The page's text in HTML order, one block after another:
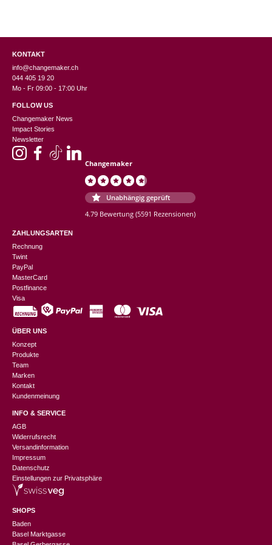
KONTAKT
info@changemaker.ch
044 405 19 20
Mo - Fr 09:00 - 17:00 Uhr
FOLLOW US
Changemaker News
Impact Stories
Newsletter
Changemaker
Unabhängig geprüft
4.79 Bewertung (5591 Rezensionen)
ZAHLUNGSARTEN
Rechnung
Twint
PayPal
MasterCard
Postfinance
Visa
ÜBER UNS
Konzept
Produkte
Team
Marken
Kontakt
Kundenmeinung
INFO & SERVICE
AGB
Widerrufsrecht
Versandinformation
Impressum
Datenschutz
Einstellungen zur Privatsphäre
SHOPS
Baden
Basel Marktgasse